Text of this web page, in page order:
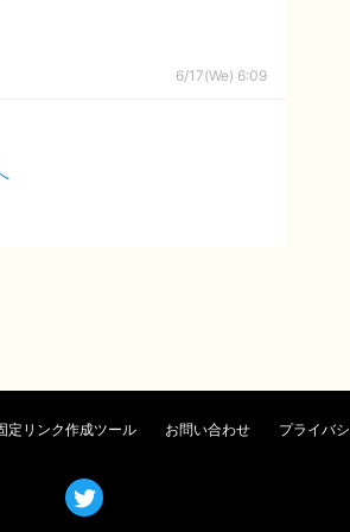
6/17(We) 6:09
定リンク作成ツール お問い合わせ プライバ